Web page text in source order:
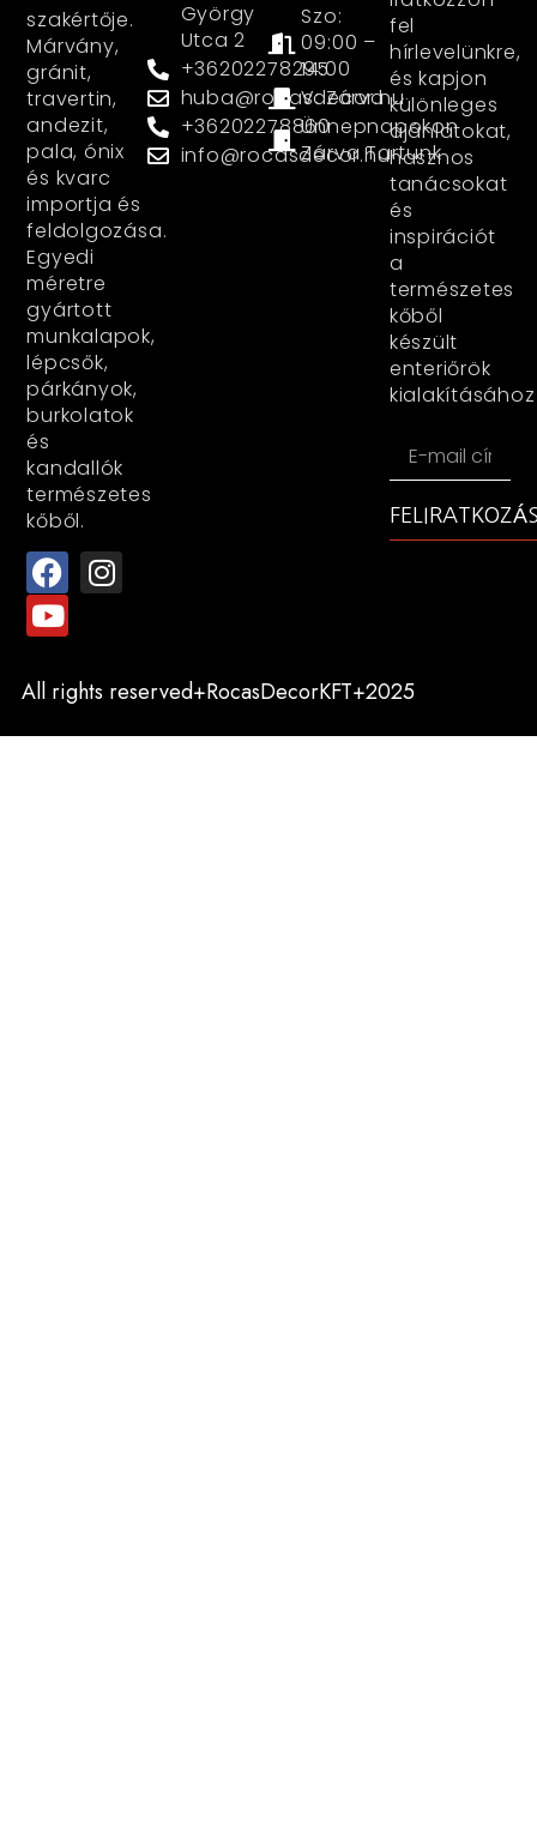
szakértője.
Márvány,
gránit,
travertin,
andezit,
pala, ónix
és kvarc
importja és
feldolgozása.
Egyedi
méretre
gyártott
munkalapok,
lépcsők,
párkányok,
burkolatok
és
kandallók
természetes
kőből.
György
Utca 2
+36202278295
huba@rocasdecor.hu
+36202278860
info@rocasdecor.hu
Szo:
09:00 –
14:00
V: Zárva
Ünnepnapokon
Zárva Tartunk
fel
hírlevelünkre,
és kapjon
különleges
ajánlatokat,
hasznos
tanácsokat
és
inspirációt
a
természetes
kőből
készült
enteriőrök
kialakításához
All rights reserved+RocasDecorKFT+2025